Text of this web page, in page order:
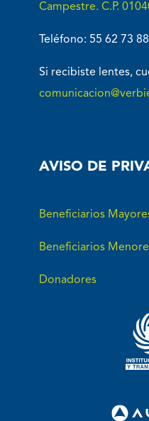
Campestre. C.P.
Teléfono: 55 62 73
Si recibiste lentes,
AVISO DE
Beneficiarios
Beneficiarios
Donadores